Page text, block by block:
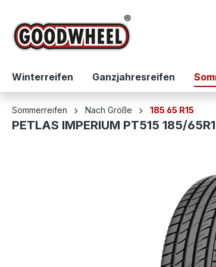
Zur Hauptnavigation springen
Winterreifen Ganzjahresreifen
Sommerreifen Nach Größe 185 65 R15
PETLAS IMPERIUM PT515 185/